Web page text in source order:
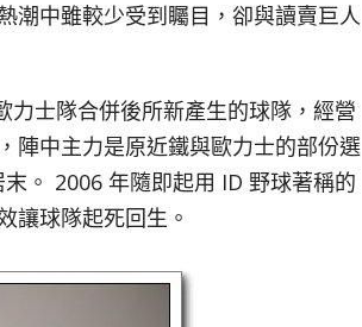
潮中雖較少受到矚目，卻與讀賣巨人
士隊合併後所新產生的球隊，經營
陣中主力是原近鐵與歐力士的部份選
。 2006 年隨即起用 ID 野球著稱的
讓球隊起死回生。